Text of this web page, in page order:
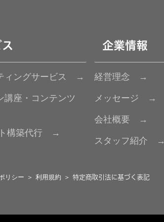
ィングサービス →
講座・コンテンツ
構築代行 →
企業情報
経営理念 →
メッセージ →
会社概要 →
スタッフ紹介 →
リシー ＞ 利用規約 ＞ 特定商取引法に基づく表記